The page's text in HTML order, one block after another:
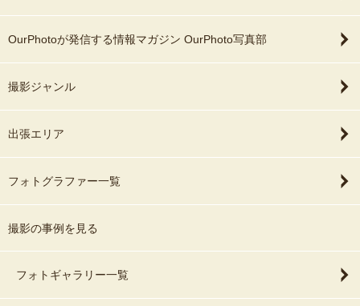
OurPhotoが発信する情報マガジン OurPhoto写真部
撮影ジャンル
出張エリア
フォトグラファー一覧
撮影の事例を見る
フォトギャラリー一覧